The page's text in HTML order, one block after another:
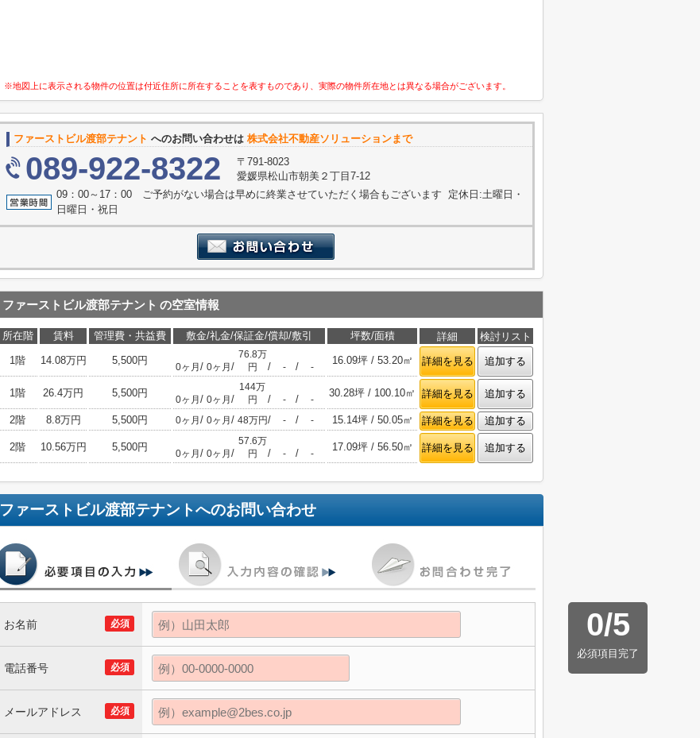
※地図上に表示される物件の位置は付近住所に所在することを表すものであり、実際の物件所在地とは異なる場合がございます。
ファーストビル渡部テナント へのお問い合わせは 株式会社不動産ソリューションまで
089-922-8322
〒791-8023
愛媛県松山市朝美２丁目7-12
09：00～17：00 ご予約がない場合は早めに終業させていただく場合もございます 定休日:土曜日・
日曜日・祝日
ファーストビル渡部テナント の空室情報
所在階 賃料 管理費・共益費 敷金/礼金/保証金/償却/敷引 坪数/面積 詳細
検討リスト
1階
14.08万円 5,500円
0ヶ月 / 0ヶ月 /
76.8万
円
/ - / -
16.09坪 / 53.20㎡ 詳細を見る 追加する
1階 26.4万円 5,500円
0ヶ月 / 0ヶ月 /
144万
円
/ - / -
30.28坪 / 100.10㎡ 詳細を見る 追加する
2階 8.8万円 5,500円 0ヶ月 / 0ヶ月 / 48万円/ - / - 15.14坪 / 50.05㎡ 詳細を見る 追加する
2階 10.56万円 5,500円
0ヶ月 / 0ヶ月 /
57.6万
円
/ - / -
17.09坪 / 56.50㎡ 詳細を見る 追加する
ファーストビル渡部テナントへのお問い合わせ
0/5
必須項目完了
必須
お名前
必須
電話番号
必須
メールアドレス